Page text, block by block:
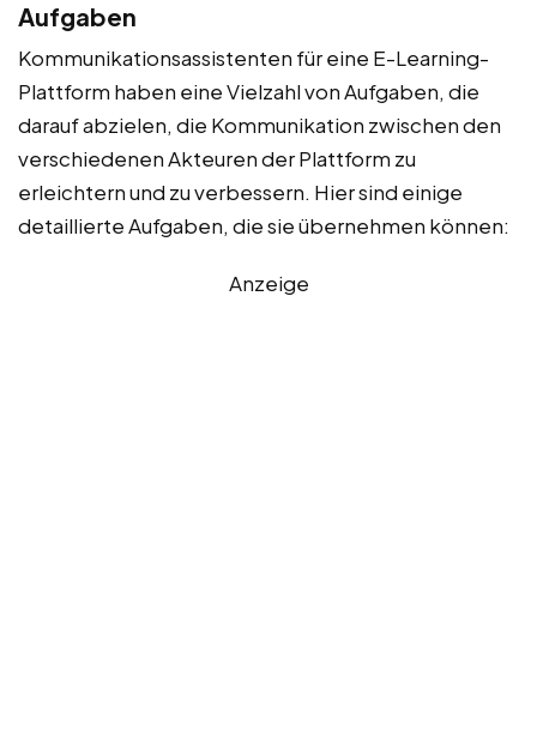
Aufgaben
Kommunikationsassistenten für eine E-Learning-
Plattform haben eine Vielzahl von Aufgaben, die
darauf abzielen, die Kommunikation zwischen den
verschiedenen Akteuren der Plattform zu
erleichtern und zu verbessern. Hier sind einige
detaillierte Aufgaben, die sie übernehmen können:
Anzeige